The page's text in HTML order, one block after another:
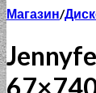
Магазин/